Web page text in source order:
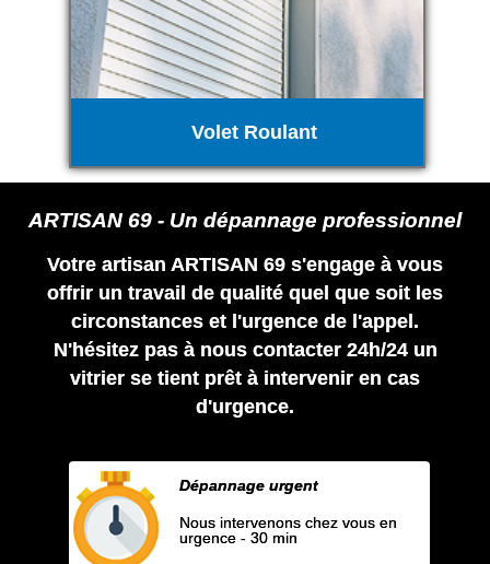
Volet Roulant
ARTISAN 69 - Un dépannage professionnel
Votre artisan ARTISAN 69 s'engage à vous
offrir un travail de qualité quel que soit les
circonstances et l'urgence de l'appel.
N'hésitez pas à nous contacter 24h/24 un
vitrier se tient prêt à intervenir en cas
d'urgence.
Dépannage urgent
Nous intervenons chez vous en
urgence - 30 min